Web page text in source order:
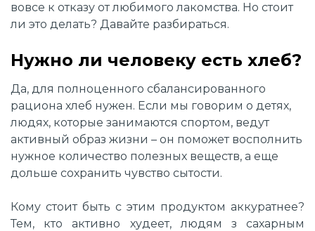
вовсе к отказу от любимого лакомства. Но стоит
ли это делать? Давайте разбираться.
Нужно ли человеку есть хлеб?
Да, для полноценного сбалансированного
рациона хлеб нужен. Если мы говорим о детях,
людях, которые занимаются спортом, ведут
активный образ жизни – он поможет восполнить
нужное количество полезных веществ, а еще
дольше сохранить чувство сытости.
Кому стоит быть с этим продуктом аккуратнее?
Тем, кто активно худеет, людям з сахарным